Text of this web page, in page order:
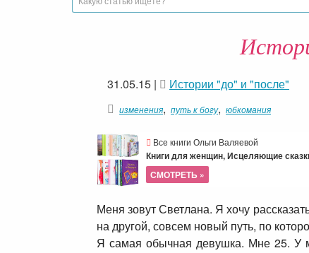
31.05.15 | Истории "до" и "после"
изменения, путь к богу, юбкомания
Все книги Ольги Валяевой
Книги для женщин, Исцеляющие
СМОТРЕТЬ »
Меня зовут Светлана. Я хочу
на другой, совсем новый путь, по
Я самая обычная девушка. Мне 25. У